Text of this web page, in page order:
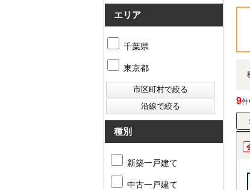
9件
エリア
千葉県
東京都
種別
新築一戸建て
中古一戸建て